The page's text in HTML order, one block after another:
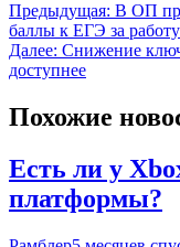
Предыдущая: В ОП
баллы к ЕГЭ за
Далее: Снижение
доступнее
Похожие
Есть ли у
платформы?